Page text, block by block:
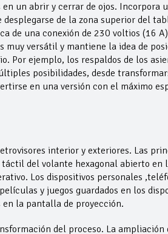
un abrir y cerrar de ojos. Incorpora
de la zona superior del
de una conexión de 230 voltios (16
muy versátil y mantiene la idea de
Por ejemplo, los respaldos de los
posibilidades, desde
en una versión con el máximo
interior y exteriores. Las
del volante hexagonal abierto en
Los dispositivos personales
y juegos guardados en los
la pantalla de proyección.
del proceso. La